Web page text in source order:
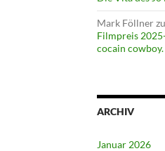
Mark Föllnerzu
Filmpreis
cocain
ARCHIV
Januar 2026